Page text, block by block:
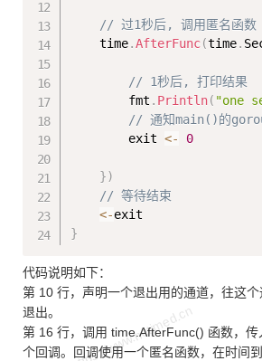
// 过1秒后, 调用匿名函数
    time
.AfterFunc(time.
// 1秒后, 打印结果
        fmt
. Println( "one
// 通知main()的
        exit
<- 0
})
// 等待结束
<-
}
代码说明如下：
第 10 行，声明一个退出用的通道，往这
退出。
第 16 行，调用 time.AfterFunc() 函数，传
个回调。回调使用一个匿名函数，在时间